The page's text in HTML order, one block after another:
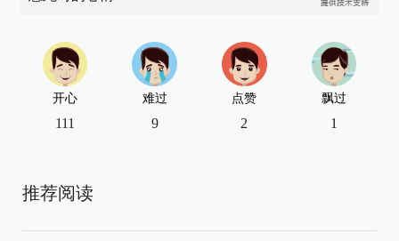
开心
111
难过
9
点赞
2
飘过
1
推荐阅读